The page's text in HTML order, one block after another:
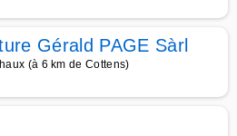
Gérald PAGE Sàrl
(à 6 km de Cottens)